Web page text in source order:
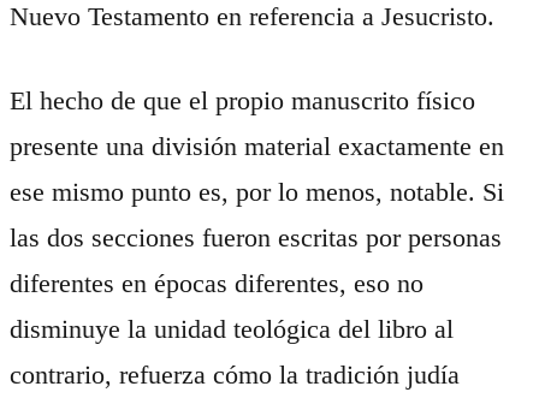
Nuevo Testamento en referencia a Jesucristo.
El hecho de que el propio manuscrito físico
presente una división material exactamente en
ese mismo punto es, por lo menos, notable. Si
las dos secciones fueron escritas por personas
diferentes en épocas diferentes, eso no
disminuye la unidad teológica del libro al
contrario, refuerza cómo la tradición judía